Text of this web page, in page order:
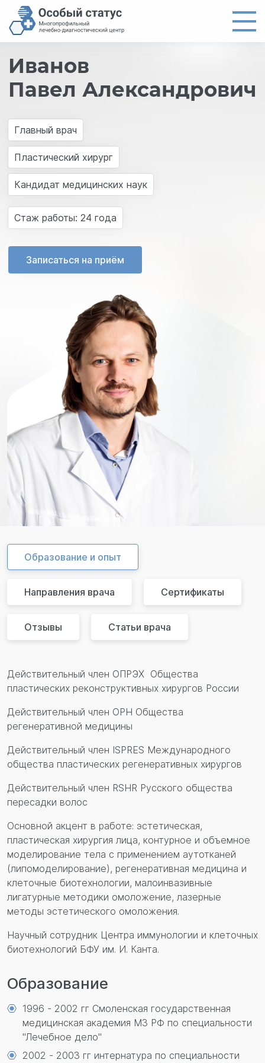
Направления
Иванов
Павел Александрович
Главный врач
Пластический хирург
Кандидат медицинских наук
Cтаж работы: 24 года
Записаться на приём
Образование и опыт
Направления врача Сертификаты
Отзывы Статьи врача
Действительный член ОПРЭХ Общества
пластических реконструктивных хирургов России
Действительный член ОРН Общества
регенеративной медицины
Действительный член ISPRES Международного
общества пластических регенеративных хирургов
Действительный член RSHR Русского общества
пересадки волос
Основной акцент в работе: эстетическая,
пластическая хирургия лица, контурное и объемное
моделирование тела с применением аутотканей
(липомоделирование), регенеративная медицина и
клеточные биотехнологии, малоинвазивные
лигатурные методики омоложение, лазерные
методы эстетического омоложения.
Научный сотрудник Центра иммунологии и клеточных
биотехнологий БФУ им. И. Канта.
Образование
1996 - 2002 гг Смоленская государственная
медицинская академия МЗ РФ по специальности
"Лечебное дело"
2002 - 2003 гг интернатура по специальности